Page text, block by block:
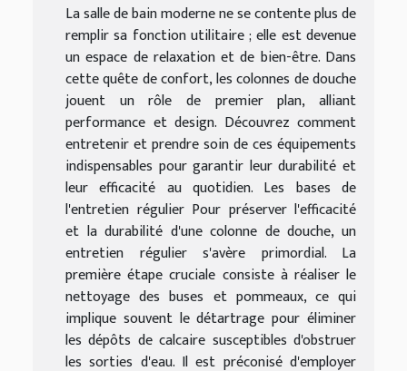
La salle de bain moderne ne se contente plus de
remplir sa fonction utilitaire ; elle est devenue
un espace de relaxation et de bien-être. Dans
cette quête de confort, les colonnes de douche
jouent un rôle de premier plan, alliant
performance et design. Découvrez comment
entretenir et prendre soin de ces équipements
indispensables pour garantir leur durabilité et
leur efficacité au quotidien. Les bases de
l'entretien régulier Pour préserver l'efficacité
et la durabilité d'une colonne de douche, un
entretien régulier s'avère primordial. La
première étape cruciale consiste à réaliser le
nettoyage des buses et pommeaux, ce qui
implique souvent le détartrage pour éliminer
les dépôts de calcaire susceptibles d'obstruer
les sorties d'eau. Il est préconisé d'employer